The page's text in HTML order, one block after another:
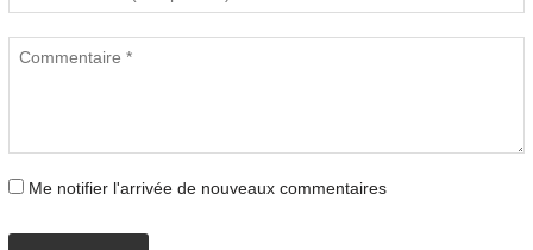
Me notifier l'arrivée de nouveaux commentaires